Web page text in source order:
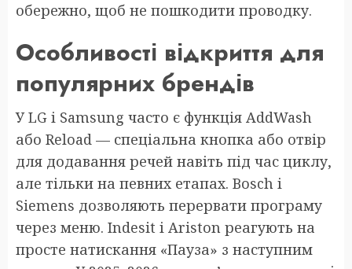
обережно, щоб не пошкодити проводку.
Особливості відкриття для
популярних брендів
У LG і Samsung часто є функція AddWash
або Reload — спеціальна кнопка або отвір
для додавання речей навіть під час циклу,
але тільки на певних етапах. Bosch і
Siemens дозволяють перервати програму
через меню. Indesit і Ariston реагують на
просте натискання «Пауза» з наступним